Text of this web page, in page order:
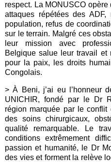
respect. La MONUSCO
attaques répétées des
population, refus de
sur le terrain. Malgré ces
leur mission avec
Belgique salue leur travail et
pour la paix, les droits
Congolais.
> À Beni, j’ai eu l’honneur
UNICHIR, fondé par le Dr
région marquée par le conflit
des soins chirurgicaux,
qualité remarquable. Le
conditions extrêmement
passion et humanité, le Dr
des vies et forment la relève